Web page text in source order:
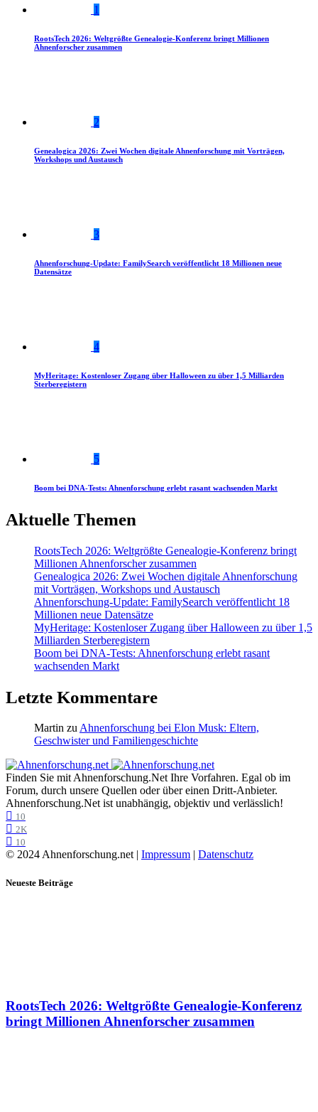
1
RootsTech 2026: Weltgrößte Genealogie-Konferenz bringt Millionen
Ahnenforscher zusammen
2
Genealogica 2026: Zwei Wochen digitale Ahnenforschung mit Vorträgen,
Workshops und Austausch
3
Ahnenforschung-Update: FamilySearch veröffentlicht 18 Millionen neue
Datensätze
4
MyHeritage: Kostenloser Zugang über Halloween zu über 1,5 Milliarden
Sterberegistern
5
Boom bei DNA-Tests: Ahnenforschung erlebt rasant wachsenden Markt
Aktuelle Themen
RootsTech 2026: Weltgrößte Genealogie-Konferenz bringt
Millionen Ahnenforscher zusammen
Genealogica 2026: Zwei Wochen digitale Ahnenforschung
mit Vorträgen, Workshops und Austausch
Ahnenforschung-Update: FamilySearch veröffentlicht 18
Millionen neue Datensätze
MyHeritage: Kostenloser Zugang über Halloween zu über 1,5
Milliarden Sterberegistern
Boom bei DNA-Tests: Ahnenforschung erlebt rasant
wachsenden Markt
Letzte Kommentare
Martin zu Ahnenforschung bei Elon Musk: Eltern,
Geschwister und Familiengeschichte
Finden Sie mit Ahnenforschung.Net Ihre Vorfahren. Egal ob im
Forum, durch unsere Quellen oder über einen Dritt-Anbieter.
Ahnenforschung.Net ist unabhängig, objektiv und verlässlich!
10
2K
10
© 2024 Ahnenforschung.net | Impressum | Datenschutz
Neueste Beiträge
RootsTech 2026: Weltgrößte Genealogie-Konferenz
bringt Millionen Ahnenforscher zusammen